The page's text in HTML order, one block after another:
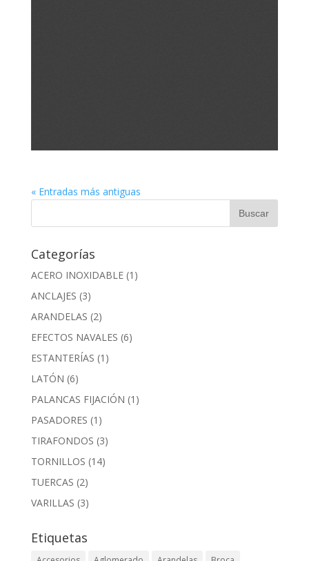
« Entradas más antiguas
Categorías
ACERO INOXIDABLE(1)
ANCLAJES (3)
ARANDELAS (2)
EFECTOS NAVALES (6)
ESTANTERÍAS (1)
LATÓN (6)
PALANCAS FIJACIÓN (1)
PASADORES (1)
TIRAFONDOS (3)
TORNILLOS (14)
TUERCAS (2)
VARILLAS (3)
Etiquetas